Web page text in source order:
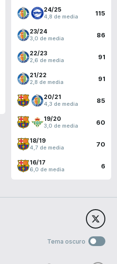
24/25
4,8 de media 115
23/24
3,0 de media 86
22/23
2,6 de media 91
21/22
2,8 de media 91
20/21
4,3 de media 85
19/20
3,0 de media 60
18/19
4,7 de media 70
16/17
6,0 de media 6
Tema oscuro